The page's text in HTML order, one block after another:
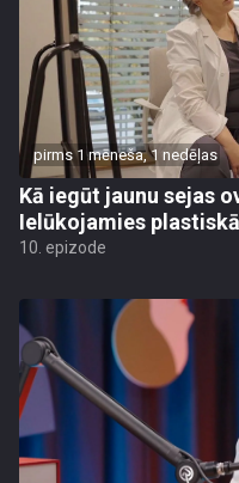
pirms 1 mēneša, 1 nedēļas
Kā iegūt jaunu sejas
Ielūkojamies
10. epizode